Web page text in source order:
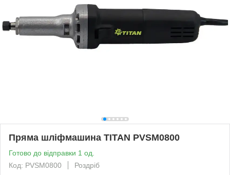
Пряма шліфмашина TITAN PVSM0800
Готово до відправки 1 од.
Код: PVSM0800
Роздріб